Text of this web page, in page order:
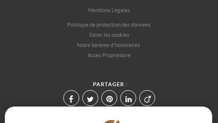
Mentions Légales
Politique de protection des données
Gérer les cookies
Notre barème d'honoraires
Accès Propriétaire
PARTAGER :